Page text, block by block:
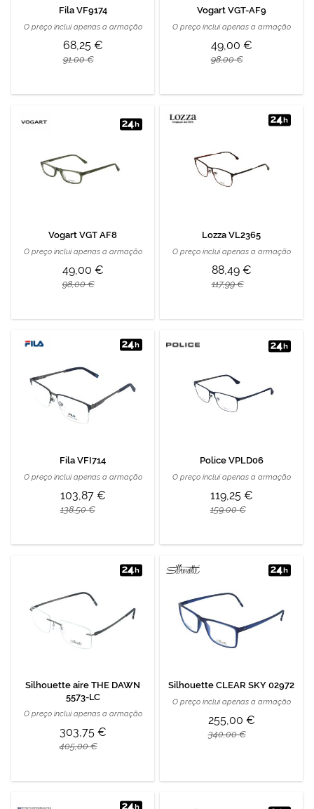
Fila VF9174
O preço inclui apenas a armação
68,25 €
91,00 €
Vogart VGT-AF9
O preço inclui apenas a armação
49,00 €
98,00 €
Vogart VGT AF8
O preço inclui apenas a armação
49,00 €
98,00 €
Lozza VL2365
O preço inclui apenas a armação
88,49 €
117,99 €
Fila VFI714
O preço inclui apenas a armação
103,87 €
138,50 €
Police VPLD06
O preço inclui apenas a armação
119,25 €
159,00 €
Silhouette aire THE DAWN
5573-LC
O preço inclui apenas a armação
303,75 €
405,00 €
Silhouette CLEAR SKY 02972
O preço inclui apenas a armação
255,00 €
340,00 €